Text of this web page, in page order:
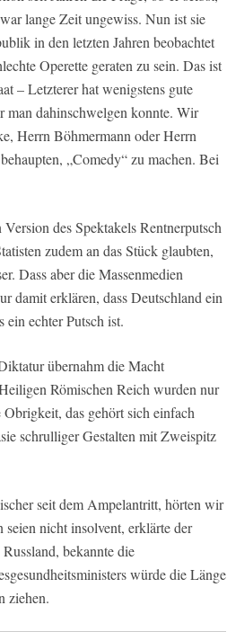
lange Zeit ungewiss. Nun ist sie
in den letzten Jahren beobachtet
Operette geraten zu sein. Das ist
– Letzterer hat wenigstens gute
dahinschwelgen konnte. Wir
Herrn Böhmermann oder Herrn
„Comedy“ zu machen. Bei
des Spektakels Rentnerputsch
zudem an das Stück glaubten,
Dass aber die Massenmedien
damit erklären, dass Deutschland ein
echter Putsch ist.
übernahm die Macht
Römischen Reich wurden nur
das gehört sich einfach
schrulliger Gestalten mit Zweispitz
seit dem Ampelantritt, hörten wir
nicht insolvent, erklärte der
bekannte die
würde die Länge
ziehen.